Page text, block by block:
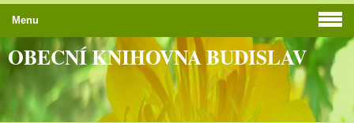
OBECNÍ KNIHOVNA BUDISLAV
Menu